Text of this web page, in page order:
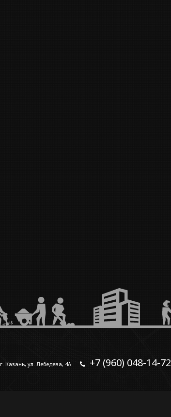
г. Казань, ул. Лебедева, 4А +7 (960) 048-14-72